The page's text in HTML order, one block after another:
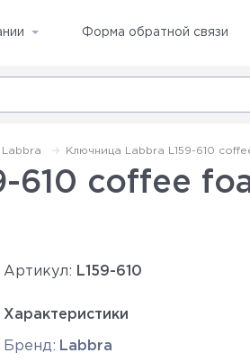
Форма обратной связи
Labbra Ключница Labbra L159-610
610 coffee
Артикул: L159-610
Характеристики
Бренд: Labbra